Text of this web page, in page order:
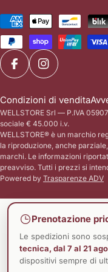
Analizzeremo il ruolo
Tecarterapia e come
Ultrasuoni e
sia la vera chiave di volta
guarigione completa e
sono strutture
resistenti, formate da
di collagene.
anelastici: collegano i
generano la forza) alle
essere mosse). Quando
l'osso, generando il
sono progettati per
trazione immensi.
enorme punto debole:
vascolarizzati.
e
s
e
/
e
g
i
o
n
e
Metodi
di
pagamento
FacebookInstagram
WELLSTORE Srl — P.IVA
sociale € 45.000 i.v.
WELLSTORE® è un marchio
la riproduzione, anche
marchi. Le informazioni
preavviso. Tutti i prezzi si
Powered by Trasparenze ADV
Condizioni di vendita
Prenotazione
Le spedizioni sono
tecnica, dal 7 al 21
dispositivi sempre di